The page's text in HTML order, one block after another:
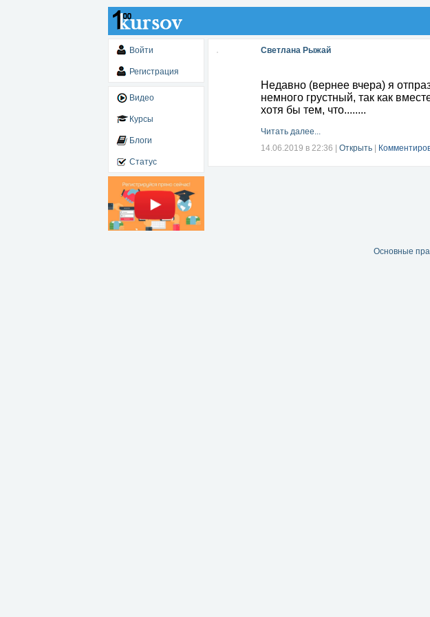
Войти
Регистрация
Видео
Курсы
Блоги
Статус
Светлана Рыжай
Недавно (вернее вчера) я
немного грустный, так как
хотя бы тем, что........
Читать далее...
14.06.2019 в 22:36
Открыть
Основные